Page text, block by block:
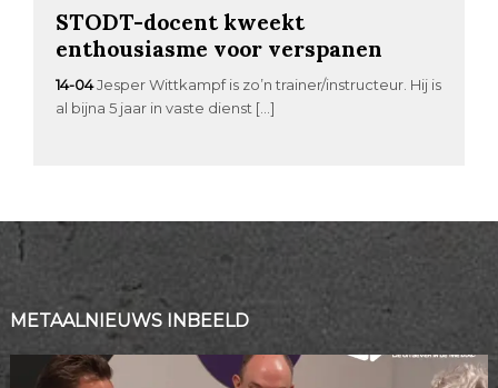
STODT-docent kweekt
enthousiasme voor verspanen
14-04Jesper Wittkampf is zo’n trainer/instructeur. Hij is
al bijna 5 jaar in vaste dienst […]
METAALNIEUWS INBEELD